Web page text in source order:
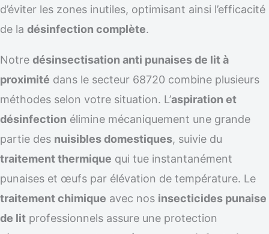
d’éviter les zones inutiles, optimisant ainsi l’efficacité
de la désinfection complète.
Notre désinsectisation anti punaises de lit à
proximité dans le secteur 68720 combine plusieurs
méthodes selon votre situation. L’aspiration et
désinfection élimine mécaniquement une grande
partie des nuisibles domestiques, suivie du
traitement thermique qui tue instantanément
punaises et œufs par élévation de température. Le
traitement chimique avec nos insecticides punaise
de lit professionnels assure une protection